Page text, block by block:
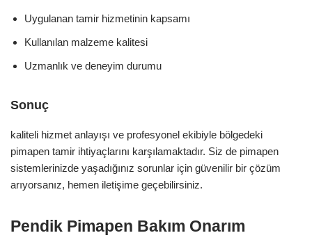
Uygulanan tamir hizmetinin kapsamı
Kullanılan malzeme kalitesi
Uzmanlık ve deneyim durumu
Sonuç
kaliteli hizmet anlayışı ve profesyonel ekibiyle bölgedeki
pimapen tamir ihtiyaçlarını karşılamaktadır. Siz de pimapen
sistemlerinizde yaşadığınız sorunlar için güvenilir bir çözüm
arıyorsanız, hemen iletişime geçebilirsiniz.
Pendik Pimapen Bakım Onarım